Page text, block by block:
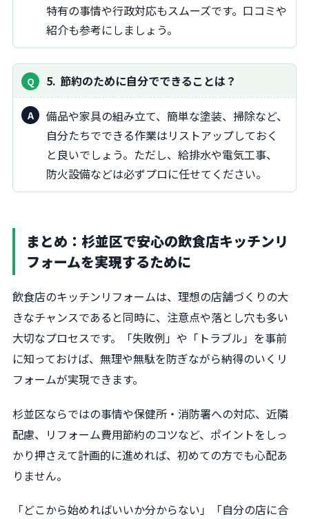
特有の事情や行政対応もスムーズです。口コミや
紹介も参考にしましょう。
5 節約のために自分でできることは？
備品や家具の組み立て、簡単な塗装、掃除など、
自分たちでできる作業はリストアップしておく
と良いでしょう。ただし、給排水や電気工事、
防火設備などは必ずプロに任せてください。
まとめ：杉並区で安心の飲食店キッチンリ
フォームを実現するために
飲食店のキッチンリフォームは、理想の店舗づくりの大
きなチャンスであると同時に、注意点や落とし穴も多い
大切なプロセスです。「失敗例」や「トラブル」を事前
に知っておけば、無理や無駄を防ぎながら納得のいくリ
フォームが実現できます。
杉並区ならではの事情や保健所・消防署への対応、近隣
配慮、リフォーム費用節約のコツなど、ポイントをしっ
かり押さえて計画的に進めれば、初めての方でも心配あ
りません。
「どこから始めればいいか分からない」「自分の店に合